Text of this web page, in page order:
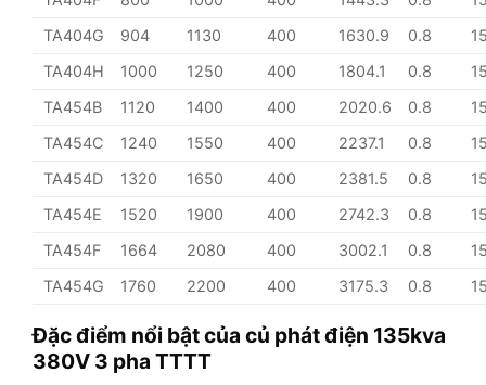
TA404G
904 1130 400 1630.9 0.8
TA404H
1000 1250 400 1804.1 0.8
TA454B
1120 1400 400 2020.6 0.8
TA454C
1240 1550 400 2237.1 0.8
TA454D
1320 1650 400 2381.5 0.8
TA454E
1520 1900 400 2742.3 0.8
TA454F
1664 2080 400 3002.1 0.8
TA454G
1760 2200 400 3175.3 0.8
Đặc điểm nổi bật của củ phát điện 135kva
380V 3 pha TTTT